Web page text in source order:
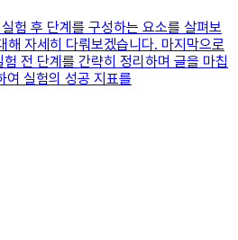
험 후 단계를 구성하는 요소를 살펴보
자세히 다뤄보겠습니다. 마지막으로
전 단계를 간략히 정리하며 글을 마칩
여 실험의 성공 지표를